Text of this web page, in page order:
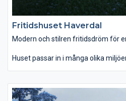
Fritidshuset Haverdal
Modern och stilren fritidsdröm för
Huset passar in i många olika
med plats för dubbelsängar och
kök, matplats och plats för soffa/